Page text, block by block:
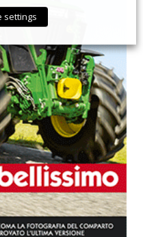
settings